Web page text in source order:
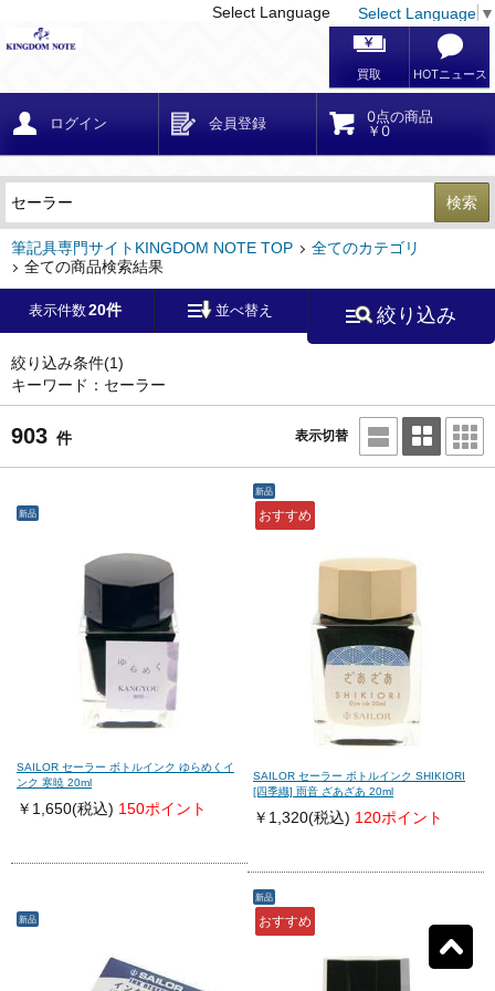
Select Language Select Language ▼
検索
筆記具専門サイトKINGDOM NOTE TOP
全てのカテゴリ
全ての商品検索結果
表示件数20件 並べ替え 絞り込み
絞り込み条件(1)
キーワード：セーラー
903 件 表示切替
新品
SAILOR セーラー ボトルインク ゆらめくイ
ンク 寒暁 20ml
￥1,650(税込) 150ポイント
新品
おすすめ
SAILOR セーラー ボトルインク SHIKIORI
[四季織] 雨音 ざあざあ 20ml
￥1,320(税込) 120ポイント
新品
新品
おすすめ
戻る こだわり条件 条件クリア
こだわり検索
メーカー・国
カテゴリ
区分・金額
キーワード
メーカー
モンブラン(0)
ファーバーカステル ラミー (0)
モンテグラッパ(0) ビスコンティ(0)
パーカー(0) ヤード・オ・レッド
ウォーターマン(0)
エス・テー・デュポン
シェーファー(0)
パイロット (0)
ダイアミン(0)
ローラー&クライナー
リセット 検索結果を見る